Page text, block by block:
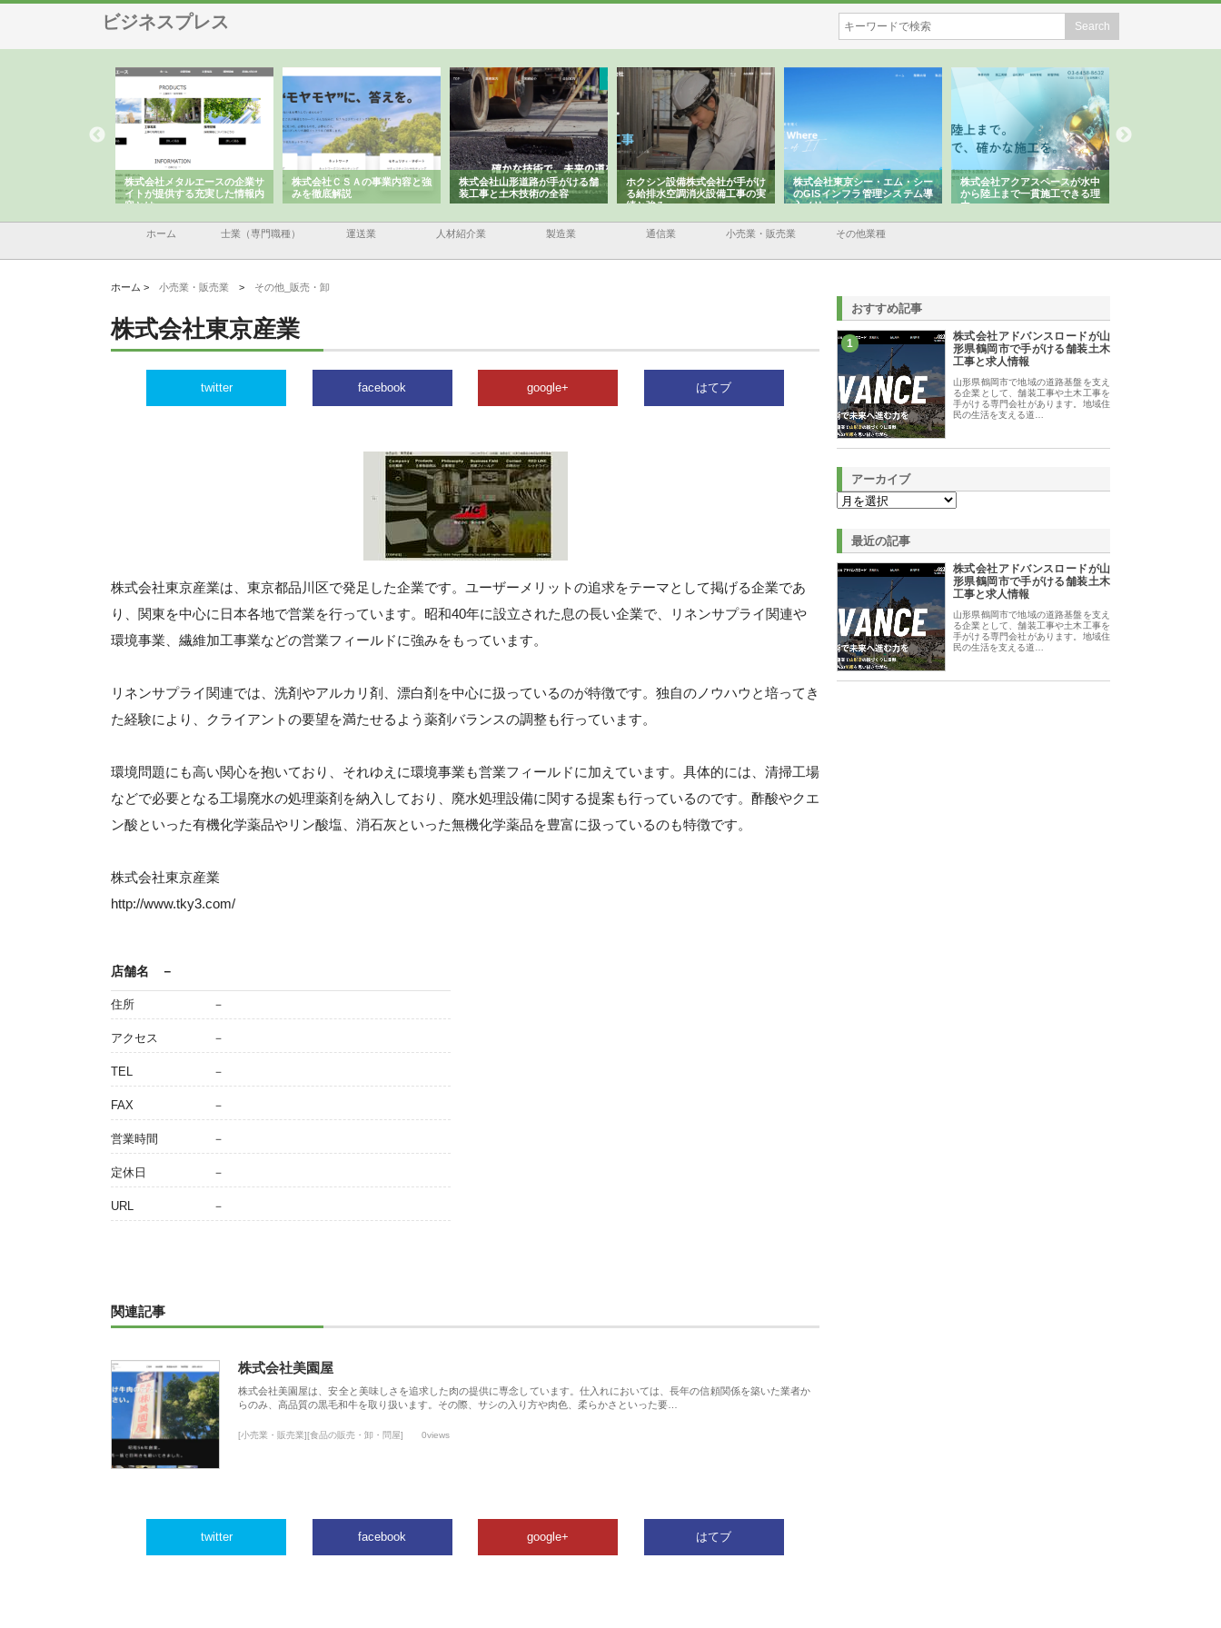
ビジネスプレス
株式会社メタルエースの企業サ
イトが提供する充実した情報内
容とは
株式会社ＣＳＡの事業内容と強
みを徹底解説
株式会社山形道路が手がける舗
装工事と土木技術の全容
ホクシン設備株式会社が手がけ
る給排水空調消火設備工事の実
績と強み
株式会社東京シー・エム・シー
のGISインフラ管理システム導
入メリット
株式会社アクアスペースが水中
から陸上まで一貫施工できる理
由
ホーム 士業（専門職種） 運送業 人材紹介業 製造業 通信業 小売業・販売業 その他業種
ホーム > 小売業・販売業 > その他_販売・卸
株式会社東京産業
twitter facebook google+ はてブ
株式会社東京産業は、東京都品川区で発足した企業です。ユーザーメリットの追求をテーマとして掲げる企業であ
り、関東を中心に日本各地で営業を行っています。昭和40年に設立された息の長い企業で、リネンサプライ関連や
環境事業、繊維加工事業などの営業フィールドに強みをもっています。
リネンサプライ関連では、洗剤やアルカリ剤、漂白剤を中心に扱っているのが特徴です。独自のノウハウと培ってき
た経験により、クライアントの要望を満たせるよう薬剤バランスの調整も行っています。
環境問題にも高い関心を抱いており、それゆえに環境事業も営業フィールドに加えています。具体的には、清掃工場
などで必要となる工場廃水の処理薬剤を納入しており、廃水処理設備に関する提案も行っているのです。酢酸やクエ
ン酸といった有機化学薬品やリン酸塩、消石灰といった無機化学薬品を豊富に扱っているのも特徴です。
株式会社東京産業
http://www.tky3.com/
店舗名 －
住所 －
アクセス －
TEL －
FAX －
営業時間 －
定休日 －
URL －
関連記事
株式会社美園屋
株式会社美園屋は、安全と美味しさを追求した肉の提供に専念しています。仕入れにおいては、長年の信頼関係を築いた業者か
らのみ、高品質の黒毛和牛を取り扱います。その際、サシの入り方や肉色、柔らかさといった要…
[小売業・販売業][食品の販売・卸・問屋] 0views
twitter facebook google+ はてブ
おすすめ記事
1
株式会社アドバンスロードが山
形県鶴岡市で手がける舗装土木
工事と求人情報
山形県鶴岡市で地域の道路基盤を支え
る企業として、舗装工事や土木工事を
手がける専門会社があります。地域住
民の生活を支える道…
アーカイブ
最近の記事
株式会社アドバンスロードが山
形県鶴岡市で手がける舗装土木
工事と求人情報
山形県鶴岡市で地域の道路基盤を支え
る企業として、舗装工事や土木工事を
手がける専門会社があります。地域住
民の生活を支える道…